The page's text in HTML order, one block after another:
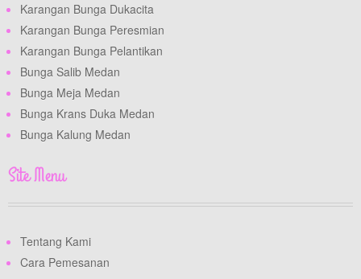
Karangan Bunga Dukacita
Karangan Bunga Peresmian
Karangan Bunga Pelantikan
Bunga Salib Medan
Bunga Meja Medan
Bunga Krans Duka Medan
Bunga Kalung Medan
Site Menu
Tentang Kami
Cara Pemesanan